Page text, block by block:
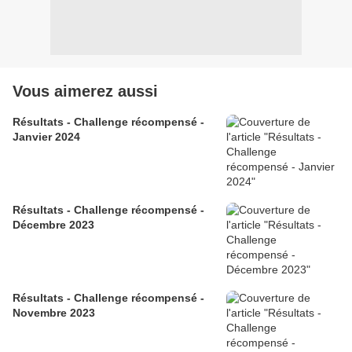
Vous aimerez aussi
Résultats - Challenge récompensé -
Janvier 2024
Résultats - Challenge récompensé -
Décembre 2023
Résultats - Challenge récompensé -
Novembre 2023